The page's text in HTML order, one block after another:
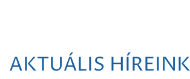
AKTUÁLIS HÍREINK